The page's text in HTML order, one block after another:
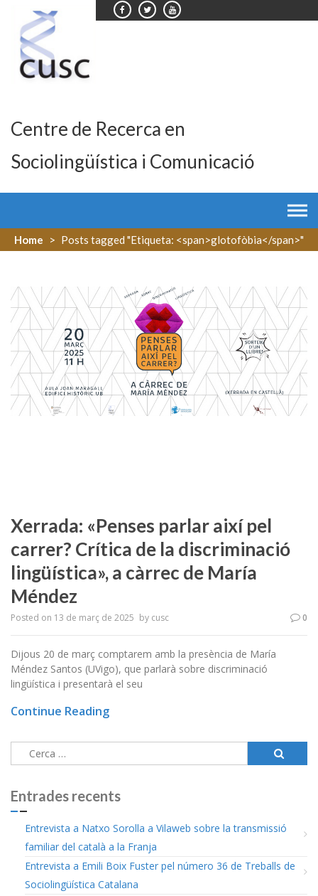
content
Centre de Recerca en
Sociolingüística i Comunicació
Home > Posts tagged "Etiqueta: <span>glotofòbia</span>"
Xerrada: «Penses parlar així pel
carrer? Crítica de la discriminació
lingüística», a càrrec de María
Méndez
Posted on 13 de març de 2025 by cusc 0
Dijous 20 de març comptarem amb la presència de María
Méndez Santos (UVigo), que parlarà sobre discriminació
lingüística i presentarà el seu
Continue Reading
Cerca:
Entrades recents
Entrevista a Natxo Sorolla a Vilaweb sobre la transmissió
familiar del català a la Franja
Entrevista a Emili Boix Fuster pel número 36 de Treballs de
Sociolingüística Catalana